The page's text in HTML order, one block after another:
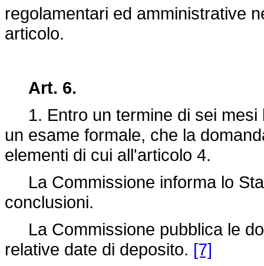
regolamentari ed amministrative
articolo.
Art. 6.
1. Entro un termine di sei mesi
un esame formale, che la
elementi di cui all'articolo 4.
La Commissione informa lo
conclusioni.
La Commissione pubblica le
relative date di deposito. [7]